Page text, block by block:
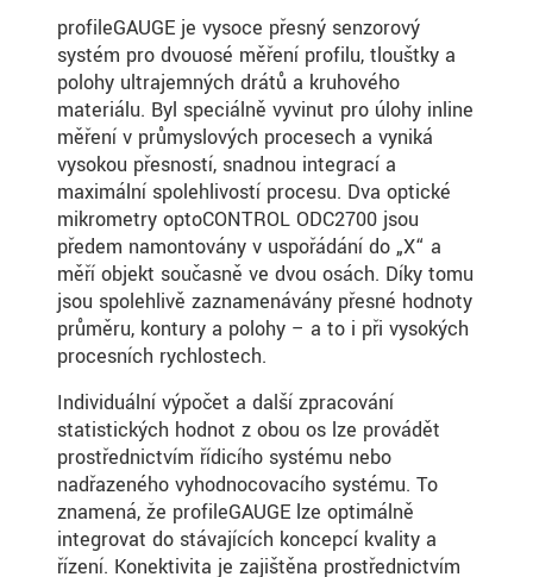
profileGAUGE je vysoce přesný senzorový
systém pro dvouosé měření profilu, tloušťky a
polohy ultrajemných drátů a kruhového
materiálu. Byl speciálně vyvinut pro úlohy inline
měření v průmyslových procesech a vyniká
vysokou přesností, snadnou integrací a
maximální spolehlivostí procesu. Dva optické
mikrometry optoCONTROL ODC2700 jsou
předem namontovány v uspořádání do „X“ a
měří objekt současně ve dvou osách. Díky tomu
jsou spolehlivě zaznamenávány přesné hodnoty
průměru, kontury a polohy – a to i při vysokých
procesních rychlostech.
Individuální výpočet a další zpracování
statistických hodnot z obou os lze provádět
prostřednictvím řídicího systému nebo
nadřazeného vyhodnocovacího systému. To
znamená, že profileGAUGE lze optimálně
integrovat do stávajících koncepcí kvality a
řízení. Konektivita je zajištěna prostřednictvím